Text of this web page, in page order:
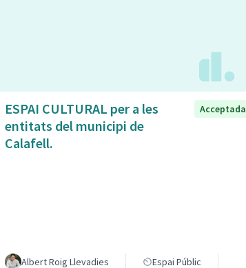
ESPAI CULTURAL per a les
entitats del municipi de
Calafell.
Acceptada
Albert Roig Llevadies Espai Públic